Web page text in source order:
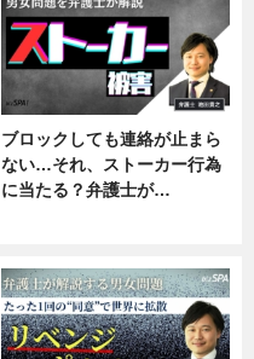
ブロックしても連絡が止まら
ない…それ、ストーカー行為
に当たる？弁護士が…